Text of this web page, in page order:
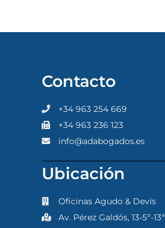
Contacto
+34 963 254 669
+34 963 236 123
info@adabogados.es
Ubicación
Oficinas Agudo & Devís
Av. Pérez Galdós, 13-5º-13ª